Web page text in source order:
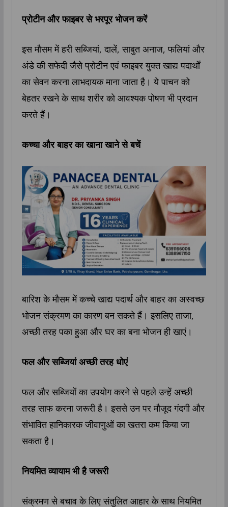
प्रोटीन और फाइबर से भरपूर भोजन करें
इस मौसम में हरी सब्जियां, दालें, साबुत अनाज, फलियां और
अंडे की सफेदी जैसे प्रोटीन एवं फाइबर युक्त खाद्य पदार्थों
का सेवन करना लाभदायक माना जाता है। ये पाचन को
बेहतर रखने के साथ शरीर को आवश्यक पोषण भी प्रदान
करते हैं।
कच्चा और बाहर का खाना खाने से बचें
बारिश के मौसम में कच्चे खाद्य पदार्थ और बाहर का अस्वच्छ
भोजन संक्रमण का कारण बन सकते हैं। इसलिए ताजा,
अच्छी तरह पका हुआ और घर का बना भोजन ही खाएं।
फल और सब्जियां अच्छी तरह धोएं
फल और सब्जियों का उपयोग करने से पहले उन्हें अच्छी
तरह साफ करना जरूरी है। इससे उन पर मौजूद गंदगी और
संभावित हानिकारक जीवाणुओं का खतरा कम किया जा
सकता है।
नियमित व्यायाम भी है जरूरी
संक्रमण से बचाव के लिए संतुलित आहार के साथ नियमित